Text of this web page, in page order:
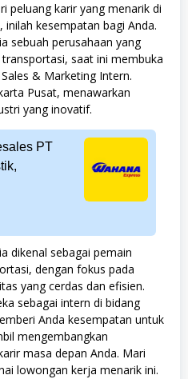
peluang karir yang menarik di
inilah kesempatan bagi Anda.
sebuah perusahaan yang
saat ini membuka
& Marketing Intern.
Pusat, menawarkan
yang inovatif.
PT
dikenal sebagai pemain
dengan fokus pada
yang cerdas dan efisien.
sebagai intern di bidang
Anda kesempatan untuk
mengembangkan
masa depan Anda. Mari
lowongan kerja menarik ini.